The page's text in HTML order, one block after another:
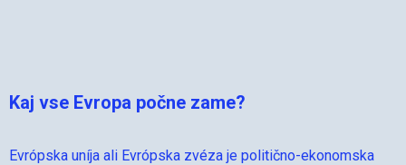
Kaj vse Evropa počne zame?
Evrópska uníja ali Evrópska zvéza je politično-ekonomska